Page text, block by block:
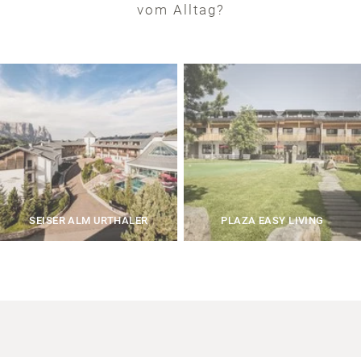
vom Alltag?
SEISER ALM URTHALER PLAZA EASY LIVING